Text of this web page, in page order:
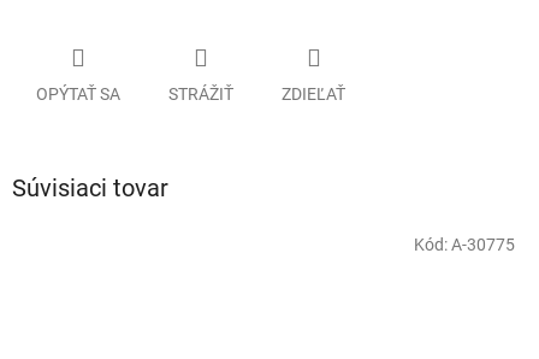
OPÝTAŤ SA STRÁŽIŤ ZDIEĽAŤ
Súvisiaci tovar
Kód:A-30775